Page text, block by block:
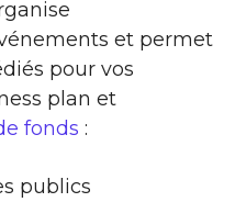
et permet
pour vos
plan et
fonds :
publics